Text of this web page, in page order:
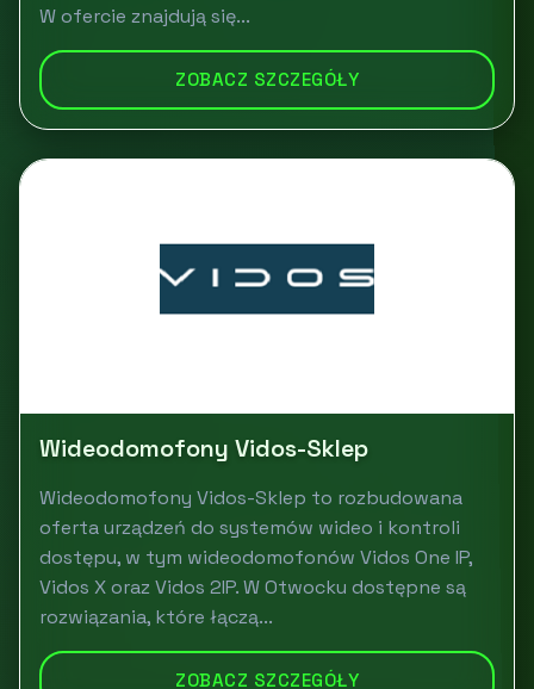
W ofercie znajdują się...
ZOBACZ SZCZEGÓŁY
Wideodomofony Vidos-Sklep
Wideodomofony Vidos-Sklep to rozbudowana
oferta urządzeń do systemów wideo i kontroli
dostępu, w tym wideodomofonów Vidos One IP,
Vidos X oraz Vidos 2IP. W Otwocku dostępne są
rozwiązania, które łączą...
ZOBACZ SZCZEGÓŁY